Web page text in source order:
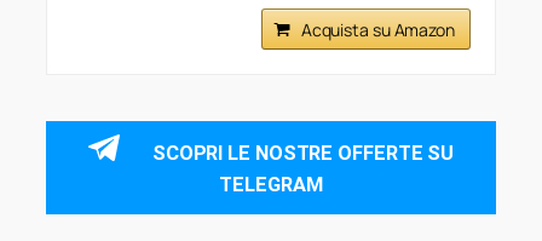
Acquista su Amazon
SCOPRI LE NOSTRE OFFERTE SU
TELEGRAM